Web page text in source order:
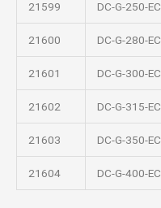
21599 DC-G-250-EC
21600 DC-G-280-EC
21601 DC-G-300-EC
21602 DC-G-315-EC
21603 DC-G-350-EC
21604 DC-G-400-EC